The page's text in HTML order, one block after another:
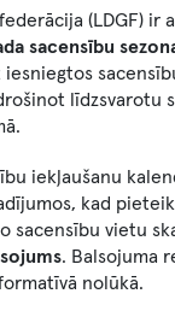
(LDGF) ir
sacensību
līdzsvarotu
iekļaušanu
kad
sacensību vietu
. Balsojuma
nolūkā.